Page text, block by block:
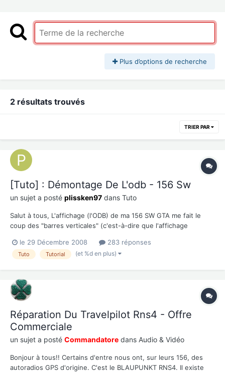
Plus d’options de recherche
2 résultats trouvés
TRIER PAR
[Tuto] : Démontage De L'odb - 156 Sw
un sujet a posté plissken97 dans Tuto
Salut à tous, L'affichage (l'ODB) de ma 156 SW GTA me fait le
coup des "barres verticales" (c'est-à-dire que l'affichage
voiture), et en ayant cherché sur le web il se pourrait que cela
soit dû à un problème de connectique... Sans trop y c...
le 29 Décembre 2008 283 réponses
Tuto Tutorial (et %d en plus)
Réparation Du Travelpilot Rns4 - Offre
Commerciale
un sujet a posté Commandatore dans Audio & Vidéo
Bonjour à tous!! Certains d'entre nous ont, sur leurs 156, des
autoradios GPS d'origine. C'est le BLAUPUNKT RNS4. Il existe